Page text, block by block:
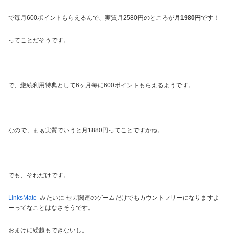
で毎月600ポイントもらえるんで、実質月2580円のところが月1980円です！
ってことだそうです。
で、継続利用特典として6ヶ月毎に600ポイントもらえるようです。
なので、まぁ実質でいうと月1880円ってことですかね。
でも、それだけです。
LinksMate みたいに セガ関連のゲームだけでもカウントフリーになりますよ
ーってなことはなさそうです。
おまけに繰越もできないし。